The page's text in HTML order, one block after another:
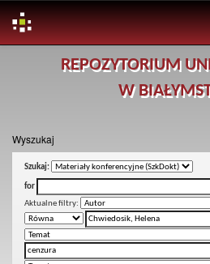
REPOZYTORIUM
W
Wyszukaj
Szukaj:
for
Aktualne filtry: